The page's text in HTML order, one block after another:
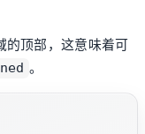
的顶部，这意味着可
。